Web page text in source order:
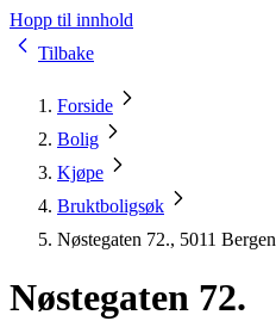
Hopp til innhold
Tilbake
Forside
Bolig
Kjøpe
Bruktboligsøk
Nøstegaten 72., 5011 Bergen
Nøstegaten 72.